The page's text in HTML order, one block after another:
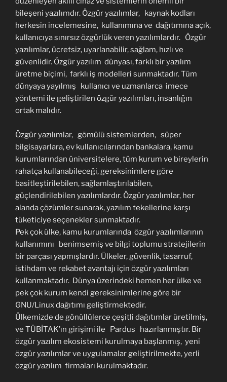
bileşeni yazılımdır. Özgür yazılımlar, kaynak kodları
herkesin incelemesine, kullanımına ve dağıtımına açık,
kullanıcıya sınırsız özgürlük veren yazılımlardır. Özgür
yazılımlar, ücretsiz, uyarlanabilir, sağlam, hızlı ve
güvenlidir. Özgür yazılım dünyası, farklı bir yazılım
üretme biçimi, farklı iş modelleri sunmaktadır. Tüm
dünyaya yayılmış kullanıcı ve uzmanlarca imece
yöntemi ile geliştirilen özgür yazılımları, insanlığın
ortak malıdır.
Özgür yazılımlar, gömülü sistemlerden, süper
bilgisayarlara, ev kullanıcılarından bankalara, kamu
kurumlarından üniversitelere, tüm kurum ve bireylerin
rahatça kullanabileceği, gereksinimlere göre
basitleştirilebilen, sağlamlaştırılabilen,
güçlendirilebilen yazılımlardır. Özgür yazılımlar, her
alanda çözümler sunarak, yazılım tekellerine karşı
tüketiciye seçenekler sunmaktadır.
Pek çok ülke, kamu kurumlarında özgür yazılımlarının
kullanımını benimsemiş ve bilgi toplumu stratejilerin
bir parçası yapmışlardır. Ülkeler, güvenlik, tasarruf,
istihdam ve rekabet avantajı için özgür yazılımları
kullanmaktadır. Dünya üzerindeki hemen her ülke ve
pek çok kurum kendi gereksinimlerine göre bir
GNU/Linux dağıtımı geliştirmektedir.
Ülkemizde de gönüllülerce çeşitli dağıtımlar üretilmiş,
ve TÜBİTAK’ın girişimi ile Pardus hazırlanmıştır. Bir
özgür yazılım ekosistemi kurulmaya başlanmış, yeni
özgür yazılımlar ve uygulamalar geliştirilmekte, yerli
özgür yazılım firmaları kurulmaktadır.